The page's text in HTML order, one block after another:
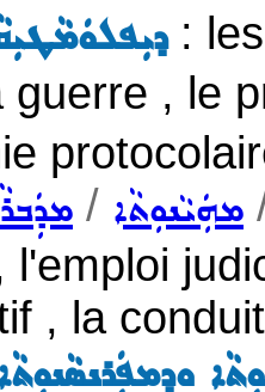
: les
guerre , le
/ ܡܗܲܝܵܢܘܼܬܵܐ
l'emploi
, la